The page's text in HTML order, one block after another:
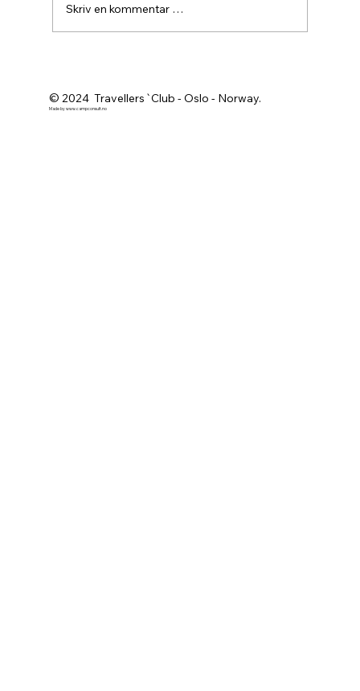
Skriv en kommentar …
© 2024 Travellers`Club - Oslo - Norway.
Made bywww.campconsult.no